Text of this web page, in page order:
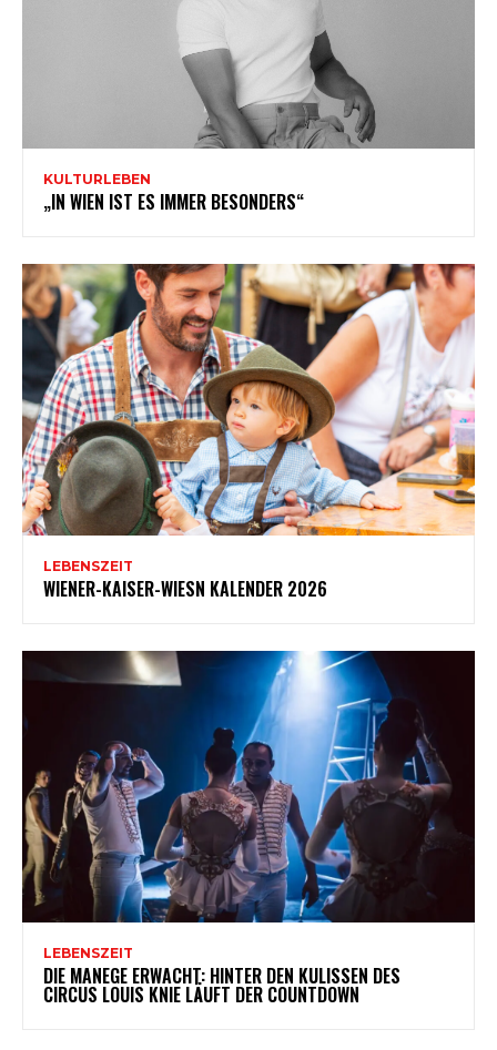
KULTURLEBEN
„IN WIEN IST ES IMMER BESONDERS“
LEBENSZEIT
WIENER-KAISER-WIESN KALENDER 2026
LEBENSZEIT
DIE MANEGE ERWACHT: HINTER DEN KULISSEN DES
CIRCUS LOUIS KNIE LÄUFT DER COUNTDOWN